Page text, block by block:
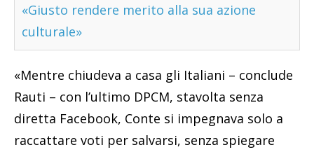
«Giusto rendere merito alla sua azione
culturale»
«Mentre chiudeva a casa gli Italiani – conclude
Rauti – con l’ultimo DPCM, stavolta senza
diretta Facebook, Conte si impegnava solo a
raccattare voti per salvarsi, senza spiegare